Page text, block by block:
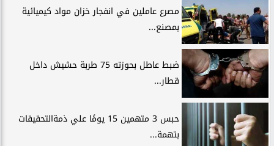
مصرع عاملين في انفجار خزان مواد كيميائية
بمصنع...
ضبط عاطل بحوزته 75 طربة حشيش داخل
قطار...
حبس 3 متهمين 15 يومًا علي ذمةالتحقيقات
بتهمة...